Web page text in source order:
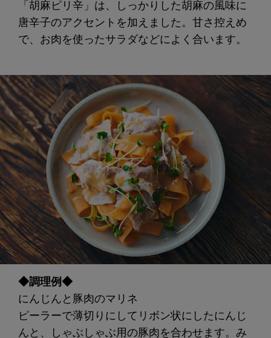
「胡麻ピリ辛」は、しっかりした胡麻の風味に
唐辛子のアクセントを加えました。甘さ控えめ
で、お肉を使ったサラダなどによく合います。
◆調理例◆
にんじんと豚肉のマリネ
ピーラーで薄切りにしてリボン状にしたにんじ
んと、しゃぶしゃぶ用の豚肉を合わせます。み